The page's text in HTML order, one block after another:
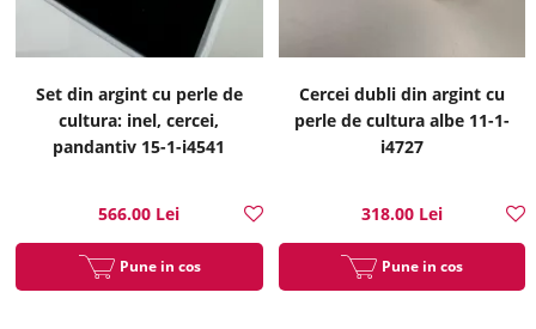
Set din argint cu perle de
cultura: inel, cercei,
pandantiv 15-1-i4541
566.00 Lei
Pune in cos
Cercei dubli din argint cu
perle de cultura albe 11-1-
i4727
318.00 Lei
Pune in cos